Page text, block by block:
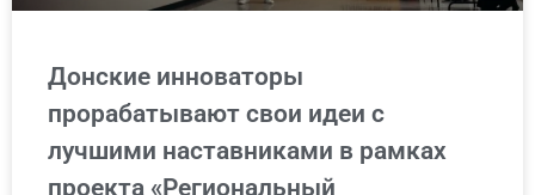
Донские инноваторы
прорабатывают свои идеи с
лучшими наставниками в рамках
проекта «Региональный